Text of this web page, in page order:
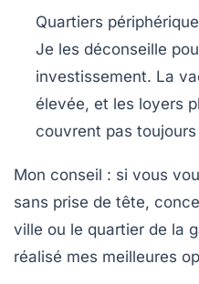
Quartiers
Je les déconseille
investissement. La
élevée, et les loyers
couvrent pas
Mon conseil : si vous
sans prise de tête,
ville ou le quartier de la
réalisé mes meilleures